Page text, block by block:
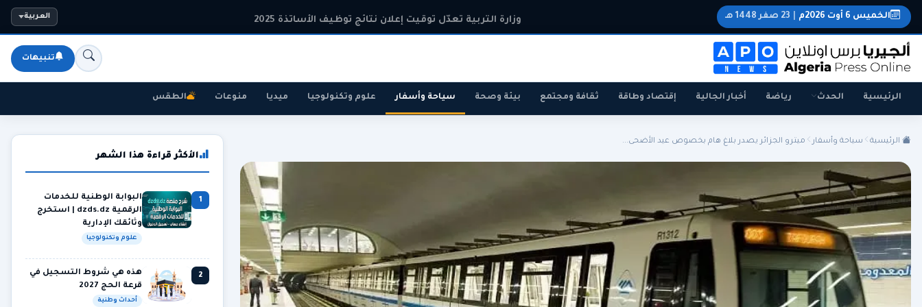
الجزائر الجالية المنتخب الوطني سياسة اقتصاد رياضة
الخميس 6 أوت 2026م 23 صفر 1448 هـ وزارة التربية تعدّل توقيت إعلان نتائج توظيف الأساتذة 2025 العربية
تنبيهات
الرئيسية الحدث رياضة أخبار الجالية إقتصاد وطاقة ثقافة ومجتمع بيئة وصحة سياحة وأسفار علوم وتكنولوجيا ميديا منوعات الطقس
الرئيسية سياحة وأسفار ميترو الجزائر يصدر بلاغ هام بخصوص عيد الأضحى...
الأكثر قراءة هذا الشهر
1
البوابة الوطنية للخدمات
الرقمية dzds.dz | استخرج
وثائقك الإدارية
علوم وتكنولوجيا
2
هذه هي شروط التسجيل في
قرعة الحج 2027
أحداث وطنية